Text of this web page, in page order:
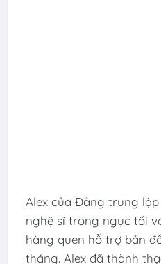
Alex của Đảng trung
nghệ sĩ trong ngục tối
hàng quen hỗ trợ bản
tháng. Alex đã thành